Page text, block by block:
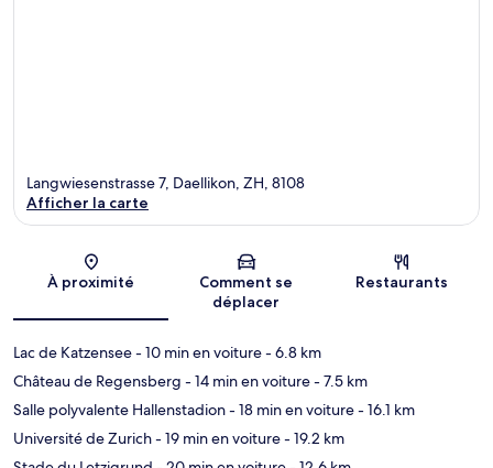
Carte
Langwiesenstrasse 7, Daellikon, ZH, 8108
Afficher la carte
À proximité
Comment se
déplacer
Restaurants
Lac de Katzensee- 10 min en voiture- 6.8 km
Château de Regensberg - 14 min en voiture- 7.5 km
Salle polyvalente Hallenstadion- 18 min en voiture- 16.1 km
Université de Zurich- 19 min en voiture- 19.2 km